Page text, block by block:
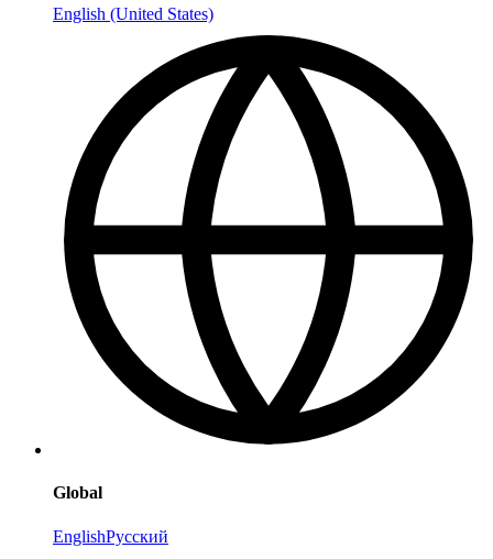
English (United States)
Global
EnglishРусский